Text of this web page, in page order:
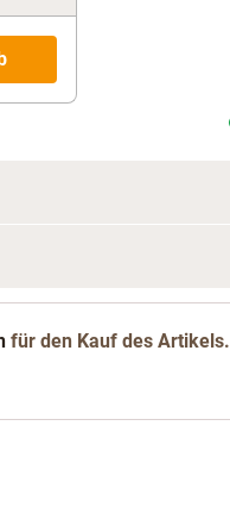
für den Kauf des Artikels.